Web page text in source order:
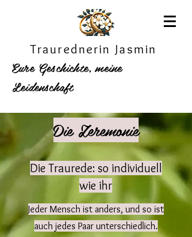
Traurednerin Jasmin
Eure Geschichte, meine
Leidenschaft
Die Zeremonie
Die Traurede: so individuell
wie ihr
Jeder Mensch ist anders, und so ist
auch jedes Paar unterschiedlich.